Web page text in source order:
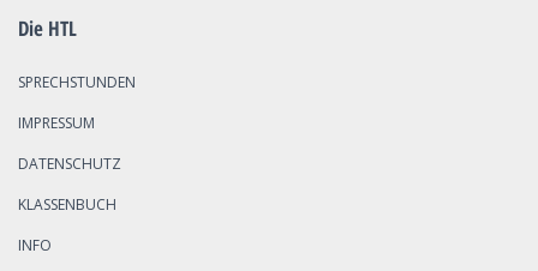
Die HTL
SPRECHSTUNDEN
IMPRESSUM
DATENSCHUTZ
KLASSENBUCH
INFO